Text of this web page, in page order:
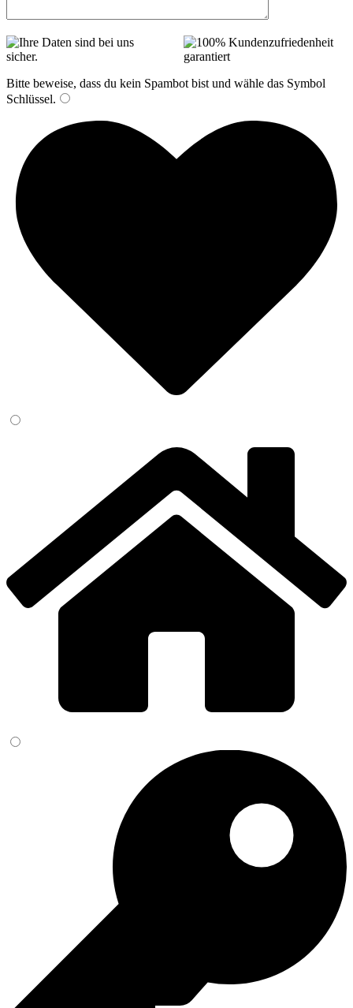
Bitte beweise, dass du kein Spambot bist und wähle das Symbol
Schlüssel.